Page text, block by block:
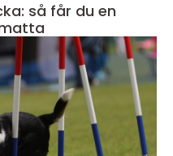
så får du en